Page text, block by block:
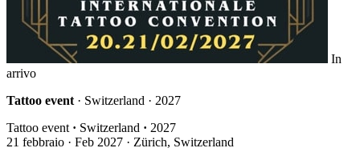
In
arrivo
Tattoo event · Switzerland · 2027
Tattoo event · Switzerland · 2027
21 febbraio · Feb 2027 · Zürich, Switzerland